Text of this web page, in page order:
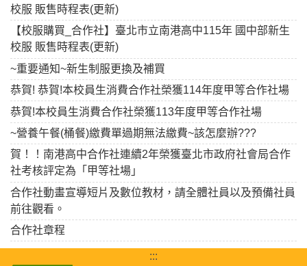
校服 販售時程表(更新)
【校服購買_合作社】臺北市立南港高中115年 國中部新生
校服 販售時程表(更新)
~重要通知~新生制服更換及補買
恭賀! 恭賀!本校員生消費合作社榮獲114年度甲等合作社場
恭賀!本校員生消費合作社榮獲113年度甲等合作社場
~營養午餐(桶餐)繳費單過期無法繳費~該怎麼辦???
賀！！南港高中合作社連續2年榮獲臺北市政府社會局合作
社考核評定為「甲等社場」
合作社動畫宣導短片及數位教材，請全體社員以及預備社員
前往觀看。
合作社章程
:::